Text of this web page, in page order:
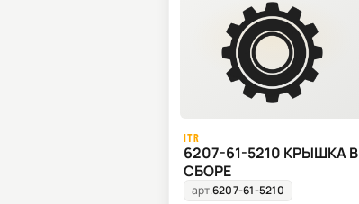
ITR
6207-61-5210 КРЫШКА В
СБОРЕ
арт.6207-61-5210